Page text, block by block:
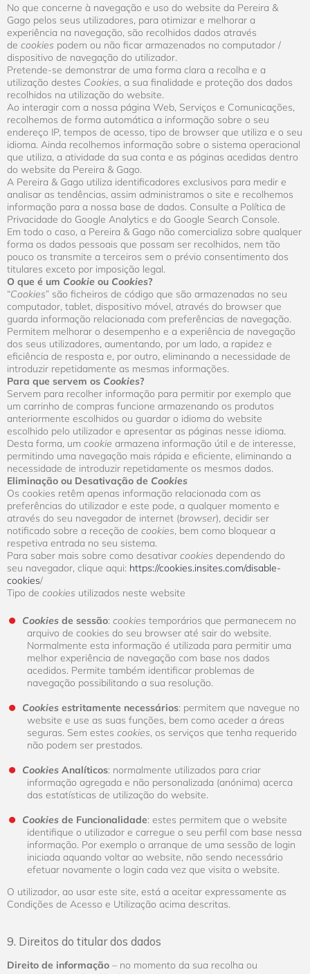
No que concerne à navegação e uso do website da Pereira &
Gago pelos seus utilizadores, para otimizar e melhorar a
experiência na navegação, são recolhidos dados através
de cookies podem ou não ficar armazenados no computador /
dispositivo de navegação do utilizador.
Pretende-se demonstrar de uma forma clara a recolha e a
utilização destes Cookies, a sua finalidade e proteção dos dados
recolhidos na utilização do website.
Ao interagir com a nossa página Web, Serviços e Comunicações,
recolhemos de forma automática a informação sobre o seu
endereço IP, tempos de acesso, tipo de browser que utiliza e o seu
idioma. Ainda recolhemos informação sobre o sistema operacional
que utiliza, a atividade da sua conta e as páginas acedidas dentro
do website da Pereira & Gago.
A Pereira & Gago utiliza identificadores exclusivos para medir e
analisar as tendências, assim administramos o site e recolhemos
informação para a nossa base de dados. Consulte a Política de
Privacidade do Google Analytics e do Google Search Console.
Em todo o caso, a Pereira & Gago não comercializa sobre qualquer
forma os dados pessoais que possam ser recolhidos, nem tão
pouco os transmite a terceiros sem o prévio consentimento dos
titulares exceto por imposição legal.
O que é um Cookie ou Cookies?
“Cookies” são ficheiros de código que são armazenadas no seu
computador, tablet, dispositivo móvel, através do browser que
guarda informação relacionada com preferências de navegação.
Permitem melhorar o desempenho e a experiência de navegação
dos seus utilizadores, aumentando, por um lado, a rapidez e
eficiência de resposta e, por outro, eliminando a necessidade de
introduzir repetidamente as mesmas informações.
Para que servem os Cookies?
Servem para recolher informação para permitir por exemplo que
um carrinho de compras funcione armazenando os produtos
anteriormente escolhidos ou guardar o idioma do website
escolhido pelo utilizador e apresentar as páginas nesse idioma.
Desta forma, um cookie armazena informação útil e de interesse,
permitindo uma navegação mais rápida e eficiente, eliminando a
necessidade de introduzir repetidamente os mesmos dados.
Eliminação ou Desativação de Cookies
Os cookies retêm apenas informação relacionada com as
preferências do utilizador e este pode, a qualquer momento e
através do seu navegador de internet (browser), decidir ser
notificado sobre a receção de cookies, bem como bloquear a
respetiva entrada no seu sistema.
Para saber mais sobre como desativar cookies dependendo do
seu navegador, clique aqui: https://cookies.insites.com/disable-
cookies/
Tipo de cookies utilizados neste website
Cookies de sessão: cookies temporários que permanecem no
arquivo de cookies do seu browser até sair do website.
Normalmente esta informação é utilizada para permitir uma
melhor experiência de navegação com base nos dados
acedidos. Permite também identificar problemas de
navegação possibilitando a sua resolução.
Cookies estritamente necessários: permitem que navegue no
website e use as suas funções, bem como aceder a áreas
seguras. Sem estes cookies, os serviços que tenha requerido
não podem ser prestados.
Cookies Analíticos: normalmente utilizados para criar
informação agregada e não personalizada (anónima) acerca
das estatísticas de utilização do website.
Cookies de Funcionalidade: estes permitem que o website
identifique o utilizador e carregue o seu perfil com base nessa
informação. Por exemplo o arranque de uma sessão de login
iniciada aquando voltar ao website, não sendo necessário
efetuar novamente o login cada vez que visita o website.
O utilizador, ao usar este site, está a aceitar expressamente as
Condições de Acesso e Utilização acima descritas.
9. Direitos do titular dos dados
Direito de informação – no momento da sua recolha ou